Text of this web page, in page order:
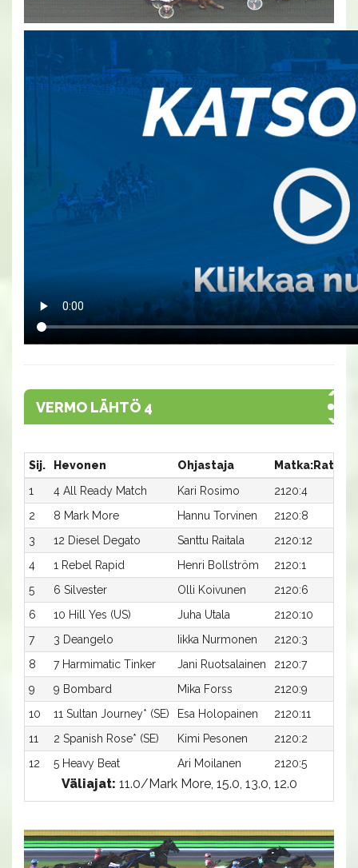
VERMO LÄHTÖ 4
Sij. Hevonen Ohjastaja Matka:Rata
1
4 All Ready Match Kari Rosimo 2120:4
2
8 Mark More Hannu Torvinen 2120:8
3
12 Diesel Degato Santtu Raitala 2120:12
4
1 Rebel Rapid Henri Bollström 2120:1
5
6 Silvester Olli Koivunen 2120:6
6
10 Hill Yes (US) Juha Utala 2120:10
7
3 Deangelo Iikka Nurmonen 2120:3
8
7 Harmimatic Tinker Jani Ruotsalainen 2120:7
9
9 Bombard Mika Forss 2120:9
10
11 Sultan Journey* (SE) Esa Holopainen 2120:11
11
2 Spanish Rose* (SE) Kimi Pesonen 2120:2
12
5 Heavy Beat Ari Moilanen 2120:5
Väliajat: 11.0/Mark More, 15.0, 13.0, 12.0